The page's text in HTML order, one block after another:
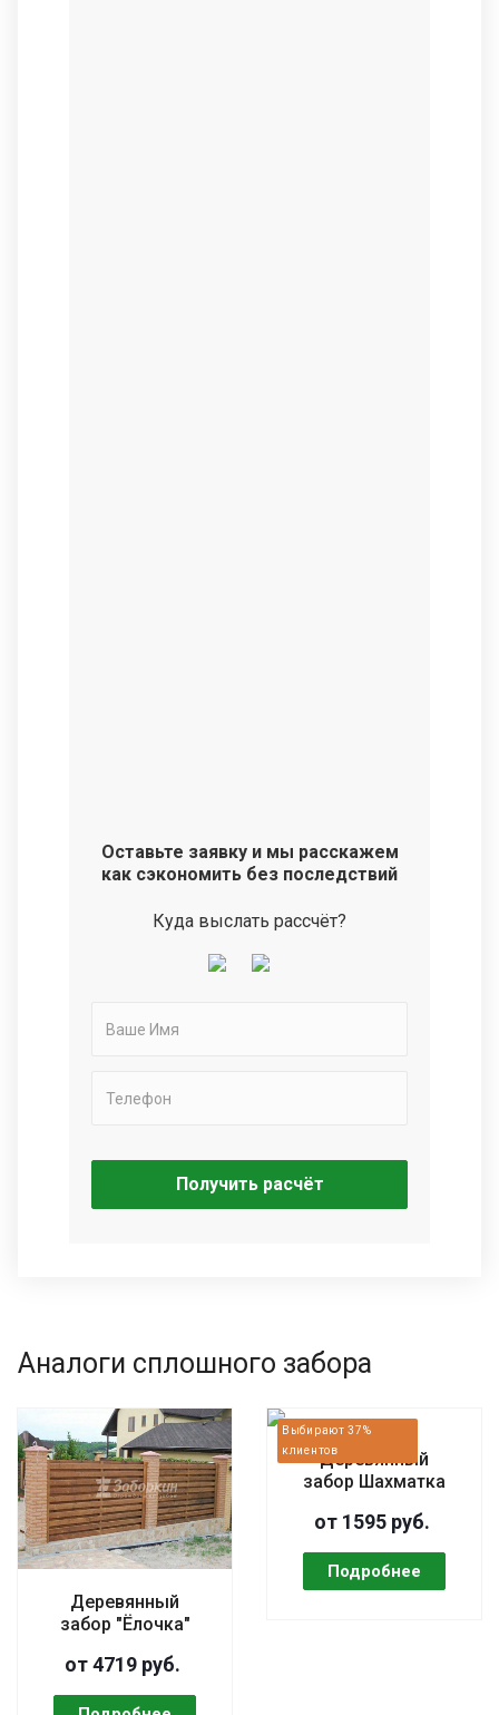
Оставьте заявку и мы расскажем
как сэкономить без последствий
Куда выслать рассчёт?
Получить расчёт
Аналоги сплошного забора
Деревянный
забор "Ёлочка"
от 4719 руб.
Деревянный
забор Шахматка
от 1595 руб.